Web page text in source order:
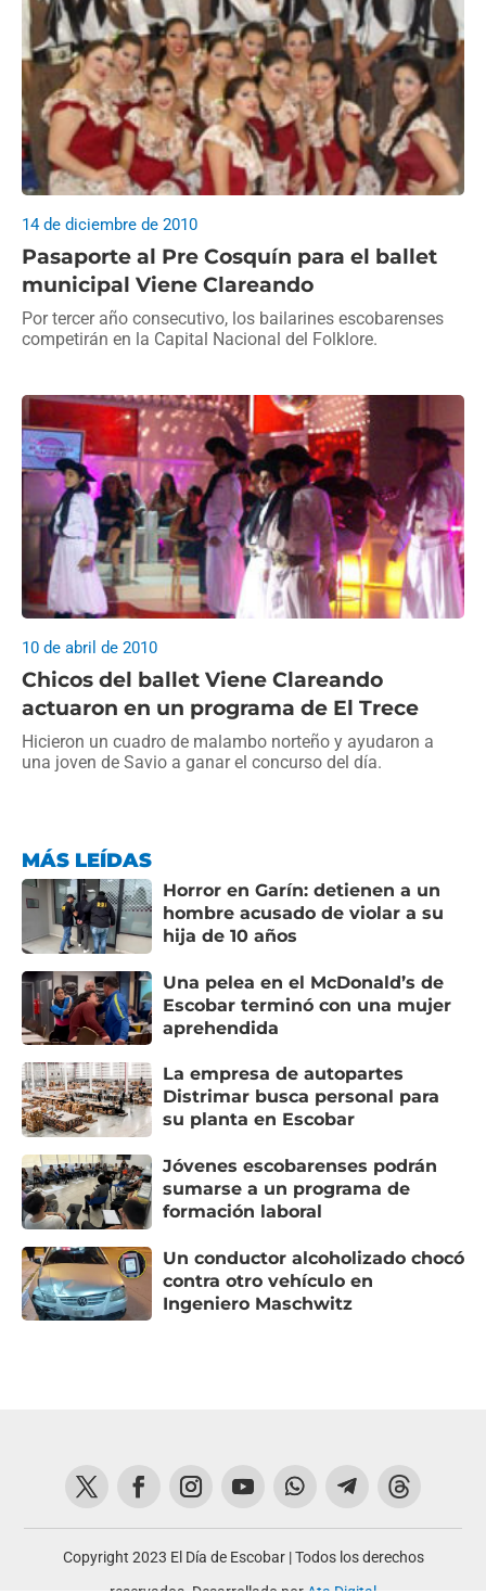
Pasaporte al Pre Cosquín para el ballet
municipal Viene Clareando
14 de diciembre de 2010
Por tercer año consecutivo, los bailarines escobarenses
competirán en la Capital Nacional del Folklore.
Chicos del ballet Viene Clareando
actuaron en un programa de El Trece
10 de abril de 2010
Hicieron un cuadro de malambo norteño y ayudaron a
una joven de Savio a ganar el concurso del día.
MÁS LEÍDAS
Horror en Garín: detienen a un
hombre acusado de violar a su
hija de 10 años
Una pelea en el McDonald’s de
Escobar terminó con una mujer
aprehendida
La empresa de autopartes
Distrimar busca personal para
su planta en Escobar
Jóvenes escobarenses podrán
sumarse a un programa de
formación laboral
Un conductor alcoholizado chocó
contra otro vehículo en
Ingeniero Maschwitz
Copyright 2023 El Día de Escobar | Todos los derechos